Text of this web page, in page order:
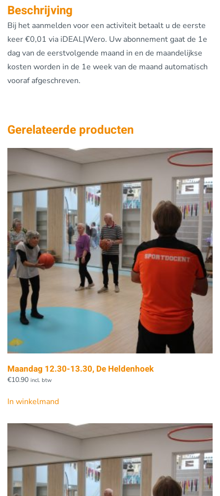
Beschrijving
Bij het aanmelden voor een activiteit betaalt u de eerste
keer €0,01 via iDEAL|Wero. Uw abonnement gaat de 1e
dag van de eerstvolgende maand in en de maandelijkse
kosten worden in de 1e week van de maand automatisch
vooraf afgeschreven.
Gerelateerde producten
Maandag 12.30-13.30, De Heldenhoek
€10.90 incl. btw
In winkelmand